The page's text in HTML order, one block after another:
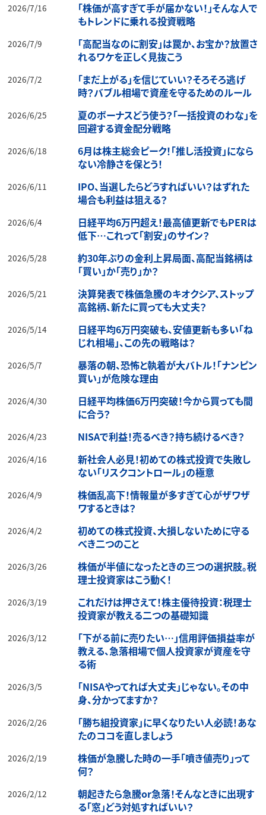
2026/7/16
「株価が高すぎて手が届かない！」そんな人で
もトレンドに乗れる投資戦略
2026/7/9
「高配当なのに割安」は罠か、お宝か？放置さ
れるワケを正しく見抜こう
2026/7/2
「まだ上がる」を信じていい？そろそろ逃げ
時？バブル相場で資産を守るためのルール
2026/6/25
夏のボーナスどう使う？「一括投資のわな」を
回避する資金配分戦略
2026/6/18
6月は株主総会ピーク！「推し活投資」になら
ない冷静さを保とう！
2026/6/11
IPO、当選したらどうすればいい？はずれた
場合も利益は狙える？
2026/6/4
日経平均6万円超え！最高値更新でもPERは
低下…これって「割安」のサイン？
2026/5/28
約30年ぶりの金利上昇局面、高配当銘柄は
「買い」か「売り」か？
2026/5/21
決算発表で株価急騰のキオクシア、ストップ
高銘柄、新たに買っても大丈夫？
2026/5/14
日経平均6万円突破も、安値更新も多い「ね
じれ相場」、この先の戦略は？
2026/5/7
暴落の朝、恐怖と執着が大バトル！「ナンピン
買い」が危険な理由
2026/4/30
日経平均株価6万円突破！今から買っても間
に合う？
2026/4/23 NISAで利益！売るべき？持ち続けるべき？
2026/4/16
新社会人必見！初めての株式投資で失敗し
ない「リスクコントロール」の極意
2026/4/9
株価乱高下！情報量が多すぎて心がザワザ
ワするときは？
2026/4/2
初めての株式投資、大損しないために守る
べき二つのこと
2026/3/26
株価が半値になったときの三つの選択肢。税
理士投資家はこう動く！
2026/3/19
これだけは押さえて！株主優待投資：税理士
投資家が教える二つの基礎知識
2026/3/12
「下がる前に売りたい…」信用評価損益率が
教える、急落相場で個人投資家が資産を守
る術
2026/3/5
「NISAやってれば大丈夫」じゃない。その中
身、分かってますか？
2026/2/26
「勝ち組投資家」に早くなりたい人必読！あな
たのココを直しましょう
2026/2/19
株価が急騰した時の一手「噴き値売り」って
何？
2026/2/12
朝起きたら急騰or急落！そんなときに出現す
る「窓」どう対処すればいい？